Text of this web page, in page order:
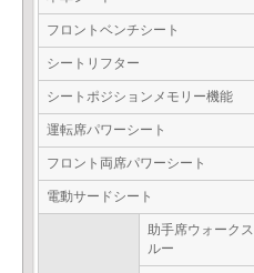
フロントベンチシート
シートリフター
シートポジションメモリー機能
運転席パワーシート
フロント両席パワーシート
電動サードシート
助手席ウォークス
ルー